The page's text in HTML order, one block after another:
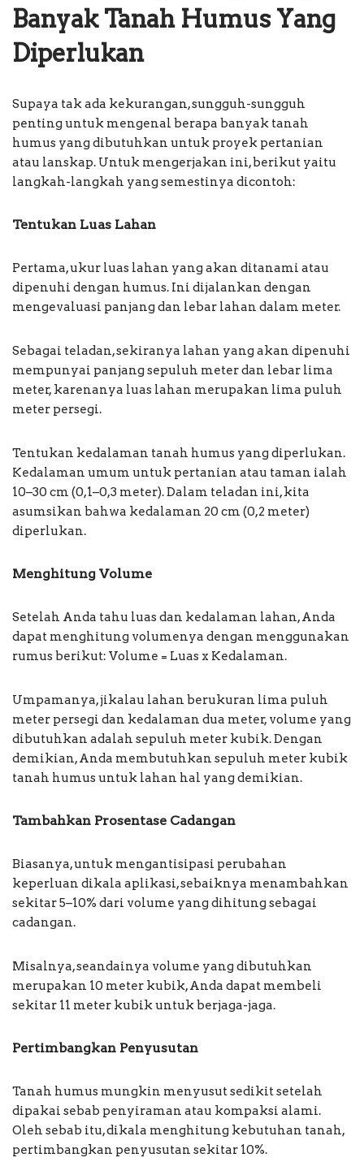
Banyak Tanah Humus Yang
Diperlukan
Supaya tak ada kekurangan, sungguh-sungguh
penting untuk mengenal berapa banyak tanah
humus yang dibutuhkan untuk proyek pertanian
atau lanskap. Untuk mengerjakan ini, berikut yaitu
langkah-langkah yang semestinya dicontoh:
Tentukan Luas Lahan
Pertama, ukur luas lahan yang akan ditanami atau
dipenuhi dengan humus. Ini dijalankan dengan
mengevaluasi panjang dan lebar lahan dalam meter.
Sebagai teladan, sekiranya lahan yang akan dipenuhi
mempunyai panjang sepuluh meter dan lebar lima
meter, karenanya luas lahan merupakan lima puluh
meter persegi.
Tentukan kedalaman tanah humus yang diperlukan.
Kedalaman umum untuk pertanian atau taman ialah
10–30 cm (0,1–0,3 meter). Dalam teladan ini, kita
asumsikan bahwa kedalaman 20 cm (0,2 meter)
diperlukan.
Menghitung Volume
Setelah Anda tahu luas dan kedalaman lahan, Anda
dapat menghitung volumenya dengan menggunakan
rumus berikut: Volume = Luas x Kedalaman.
Umpamanya, jikalau lahan berukuran lima puluh
meter persegi dan kedalaman dua meter, volume yang
dibutuhkan adalah sepuluh meter kubik. Dengan
demikian, Anda membutuhkan sepuluh meter kubik
tanah humus untuk lahan hal yang demikian.
Tambahkan Prosentase Cadangan
Biasanya, untuk mengantisipasi perubahan
keperluan dikala aplikasi, sebaiknya menambahkan
sekitar 5–10% dari volume yang dihitung sebagai
cadangan.
Misalnya, seandainya volume yang dibutuhkan
merupakan 10 meter kubik, Anda dapat membeli
sekitar 11 meter kubik untuk berjaga-jaga.
Pertimbangkan Penyusutan
Tanah humus mungkin menyusut sedikit setelah
dipakai sebab penyiraman atau kompaksi alami.
Oleh sebab itu, dikala menghitung kebutuhan tanah,
pertimbangkan penyusutan sekitar 10%.